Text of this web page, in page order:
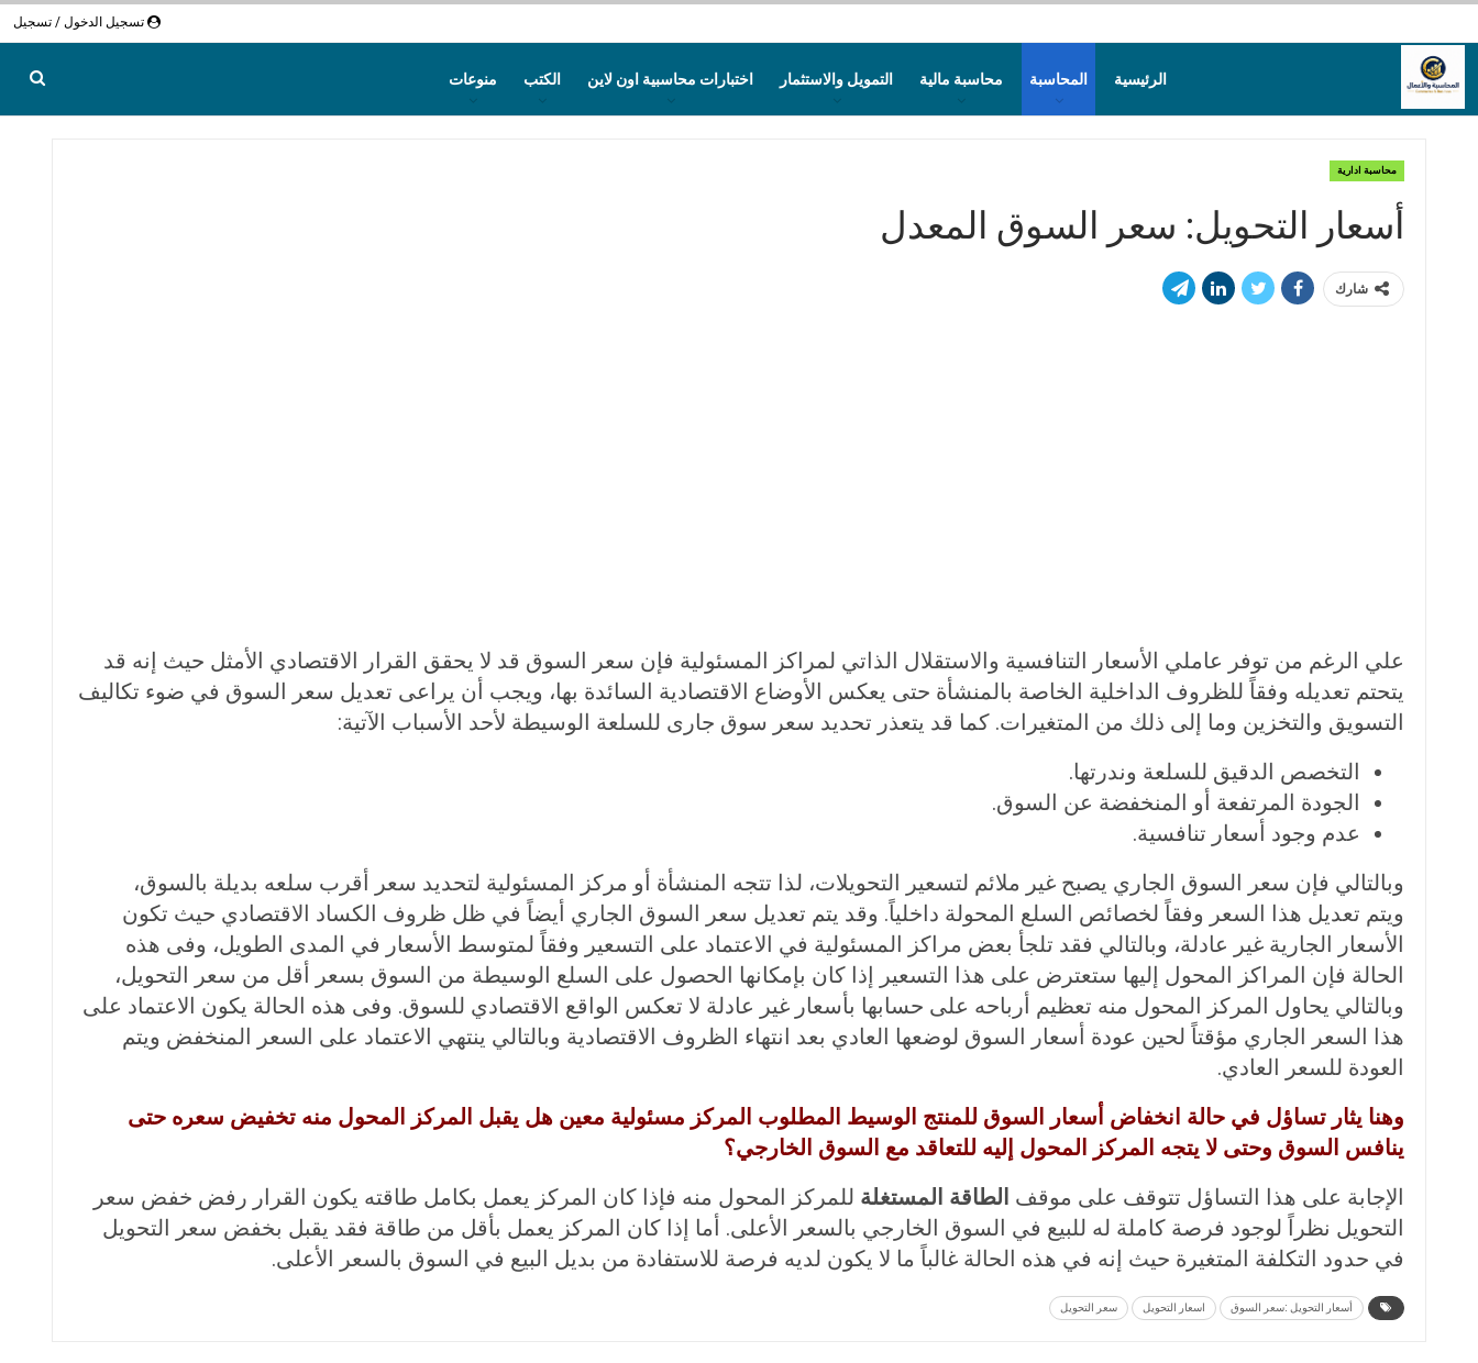
تسجيل الدخول / تسجيل
الرئيسية المحاسبة محاسبة مالية التمويل والاستثمار اختبارات محاسبية اون لاين الكتب منوعات
محاسبة ادارية
أسعار التحويل: سعر السوق المعدل
شارك
علي الرغم من توفر عاملي الأسعار التنافسية والاستقلال الذاتي لمراكز المسئولية فإن سعر السوق قد لا يحقق القرار الاقتصادي الأمثل حيث إنه قد
يتحتم تعديله وفقاً للظروف الداخلية الخاصة بالمنشأة حتى يعكس الأوضاع الاقتصادية السائدة بها، ويجب أن يراعى تعديل سعر السوق في ضوء تكاليف
التسويق والتخزين وما إلى ذلك من المتغيرات. كما قد يتعذر تحديد سعر سوق جارى للسلعة الوسيطة لأحد الأسباب الآتية:
التخصص الدقيق للسلعة وندرتها.
الجودة المرتفعة أو المنخفضة عن السوق.
عدم وجود أسعار تنافسية.
وبالتالي فإن سعر السوق الجاري يصبح غير ملائم لتسعير التحويلات، لذا تتجه المنشأة أو مركز المسئولية لتحديد سعر أقرب سلعه بديلة بالسوق،
ويتم تعديل هذا السعر وفقاً لخصائص السلع المحولة داخلياً. وقد يتم تعديل سعر السوق الجاري أيضاً في ظل ظروف الكساد الاقتصادي حيث تكون
الأسعار الجارية غير عادلة، وبالتالي فقد تلجأ بعض مراكز المسئولية في الاعتماد على التسعير وفقاً لمتوسط الأسعار في المدى الطويل، وفى هذه
الحالة فإن المراكز المحول إليها ستعترض على هذا التسعير إذا كان بإمكانها الحصول على السلع الوسيطة من السوق بسعر أقل من سعر التحويل،
وبالتالي يحاول المركز المحول منه تعظيم أرباحه على حسابها بأسعار غير عادلة لا تعكس الواقع الاقتصادي للسوق. وفى هذه الحالة يكون الاعتماد على
هذا السعر الجاري مؤقتاً لحين عودة أسعار السوق لوضعها العادي بعد انتهاء الظروف الاقتصادية وبالتالي ينتهي الاعتماد على السعر المنخفض ويتم
العودة للسعر العادي.
وهنا يثار تساؤل في حالة انخفاض أسعار السوق للمنتج الوسيط المطلوب المركز مسئولية معين هل يقبل المركز المحول منه تخفيض سعره حتى
ينافس السوق وحتى لا يتجه المركز المحول إليه للتعاقد مع السوق الخارجي؟
الإجابة على هذا التساؤل تتوقف على موقف الطاقة المستغلة للمركز المحول منه فإذا كان المركز يعمل بكامل طاقته يكون القرار رفض خفض سعر
التحويل نظراً لوجود فرصة كاملة له للبيع في السوق الخارجي بالسعر الأعلى. أما إذا كان المركز يعمل بأقل من طاقة فقد يقبل بخفض سعر التحويل
في حدود التكلفة المتغيرة حيث إنه في هذه الحالة غالباً ما لا يكون لديه فرصة للاستفادة من بديل البيع في السوق بالسعر الأعلى.
أسعار التحويل :سعر السوق اسعار التحويل سعر التحويل